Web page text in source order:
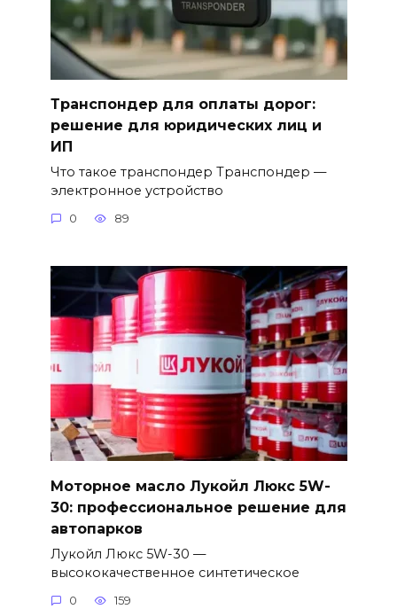
Транспондер для оплаты дорог:
решение для юридических лиц и
ИП
Что такое транспондер Транспондер —
электронное устройство
0 89
Моторное масло Лукойл Люкс 5W-
30: профессиональное решение для
автопарков
Лукойл Люкс 5W-30 —
высококачественное синтетическое
0 159